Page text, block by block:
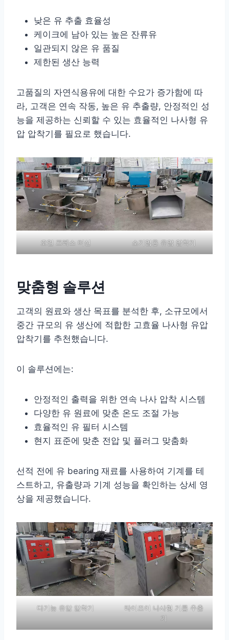
낮은 유 추출 효율성
케이크에 남아 있는 높은 잔류유
일관되지 않은 유 품질
제한된 생산 능력
고품질의 자연식용유에 대한 수요가 증가함에 따
라, 고객은 연속 작동, 높은 유 추출량, 안정적인 성
능을 제공하는 신뢰할 수 있는 효율적인 나사형 유
압 압착기를 필요로 했습니다.
오일 프레스 머신 소기업용 유압 압착기
맞춤형 솔루션
고객의 원료와 생산 목표를 분석한 후, 소규모에서
중간 규모의 유 생산에 적합한 고효율 나사형 유압
압착기를 추천했습니다.
이 솔루션에는:
안정적인 출력을 위한 연속 나사 압착 시스템
다양한 유 원료에 맞춘 온도 조절 가능
효율적인 유 필터 시스템
현지 표준에 맞춘 전압 및 플러그 맞춤화
선적 전에 유 bearing 재료를 사용하여 기계를 테
스트하고, 유출량과 기계 성능을 확인하는 상세 영
상을 제공했습니다.
다기능 유압 압착기
타이즈이 나사형 기름 추출
기